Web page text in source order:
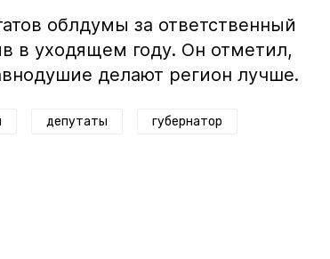
облдумы за ответственный
в уходящем году. Он отметил,
делают регион лучше.
депутаты губернатор